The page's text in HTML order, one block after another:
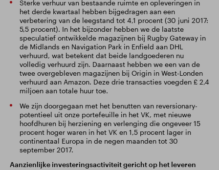
Sterke verhuur van bestaande ruimte en opleveringen in
het derde kwartaal hebben bijgedragen aan een
verbetering van de leegstand tot 4,1 procent (30 juni 2017:
5,5 procent). In het bijzonder hebben we de laatste
speculatief ontwikkelde magazijnen bij Rugby Gateway in
de Midlands en Navigation Park in Enfield aan DHL
verhuurd, wat betekent dat beide landgoederen nu
volledig verhuurd zijn. Daarnaast hebben we een van de
twee overgebleven magazijnen bij Origin in West-Londen
verhuurd aan Amazon. Deze drie transacties voegden £ 2,4
miljoen aan totale huur toe.
We zijn doorgegaan met het benutten van reversionary-
potentieel uit onze portefeuille in het VK, met nieuwe
hoofdhuren bij herziening en verlenging die ongeveer 15
procent hoger waren in het VK en 1,5 procent lager in
continentaal Europa in de negen maanden tot 30
september 2017.
Aanzienlijke investeringsactiviteit gericht op het leveren